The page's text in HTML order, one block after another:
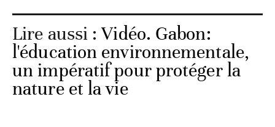
Lire aussi :Vidéo. Gabon:
l'éducation environnementale,
un impératif pour protéger la
nature et la vie